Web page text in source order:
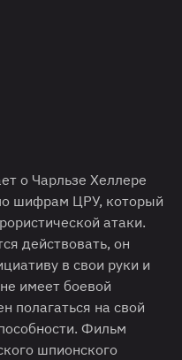
о Чарльзе Хеллере
шифрам ЦРУ, который
атаки.
действовать, он
в свои руки и
имеет боевой
полагаться на свой
Фильм
шпионского